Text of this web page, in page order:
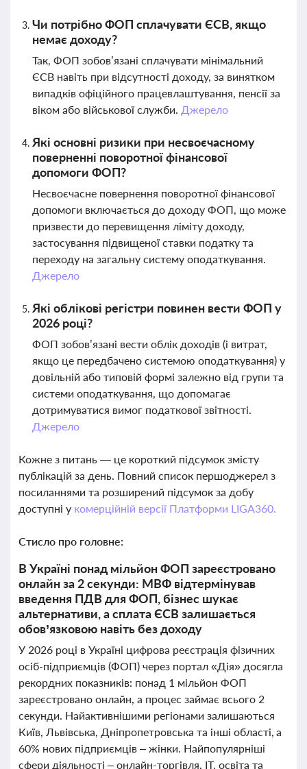
Чи потрібно ФОП сплачувати ЄСВ, якщо
немає доходу?
Так, ФОП зобов’язані сплачувати мінімальний
ЄСВ навіть при відсутності доходу, за винятком
випадків офіційного працевлаштування, пенсії за
віком або військової служби. Джерело
Які основні ризики при несвоєчасному
поверненні поворотної фінансової
допомоги ФОП?
Несвоєчасне повернення поворотної фінансової
допомоги включається до доходу ФОП, що може
призвести до перевищення ліміту доходу,
застосування підвищеної ставки податку та
переходу на загальну систему оподаткування.
Джерело
Які облікові регістри повинен вести ФОП у
2026 році?
ФОП зобов’язані вести облік доходів (і витрат,
якщо це передбачено системою оподаткування) у
довільній або типовій формі залежно від групи та
системи оподаткування, що допомагає
дотримуватися вимог податкової звітності.
Джерело
Кожне з питань — це короткий підсумок змісту
публікацій за день. Повний список першоджерел з
посиланнями та розширений підсумок за добу
доступні у комерційній версії Платформи LIGA360.
Стисло про головне:
В Україні понад мільйон ФОП зареєстровано
онлайн за 2 секунди: МВФ відтермінував
введення ПДВ для ФОП, бізнес шукає
альтернативи, а сплата ЄСВ залишається
обов’язковою навіть без доходу
У 2026 році в Україні цифрова реєстрація фізичних
осіб-підприємців (ФОП) через портал «Дія» досягла
рекордних показників: понад 1 мільйон ФОП
зареєстровано онлайн, а процес займає всього 2
секунди. Найактивнішими регіонами залишаються
Київ, Львівська, Дніпропетровська та інші області, а
60% нових підприємців – жінки. Найпопулярніші
сфери діяльності – онлайн-торгівля, ІТ, освіта та